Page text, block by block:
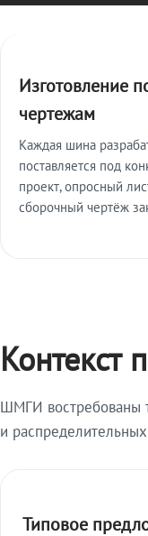
Изготовление
чертежам
Каждая шина
поставляется под
проект, опросный
сборочный чертёж
Контекст
ШМГИ востребованы
и
Типовое